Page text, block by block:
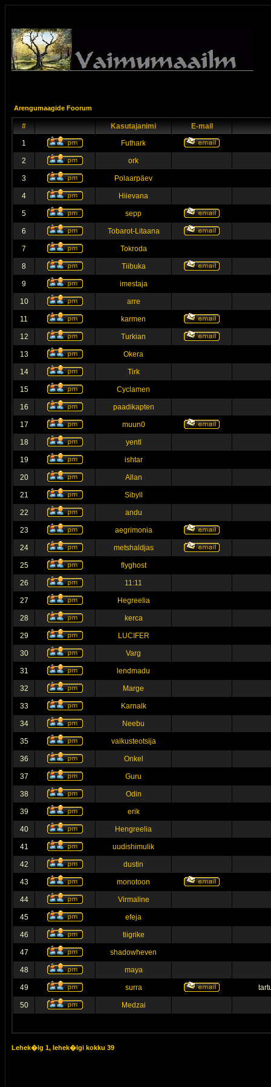
Arengumaagide Foorum
# Kasutajanimi
E-mail
1
Futhark
2 ork
3 Polaarpäev
4 Hiievana
5 sepp
6 Tobarot-Litaana
7 Tokroda
8 Tiibuka
9 imestaja
10 arre
11 karmen
12 Turkian
13 Okera
14 Tirk
15 Cyclamen
16 paadikapten
17 muun0
18 yentl
19 ishtar
20 Allan
21 Sibyll
22 andu
23 aegrimonia
24 metshaldjas
25 flyghost
26 11:11
27 Hegreelia
28 kerca
29 LUCIFER
30 Varg
31 lendmadu
32 Marge
33 Karnalk
34 Neebu
35 vaikusteotsija
36 Onkel
37 Guru
38 Odin
39 erik
40 Hengreelia
41 uudishimulik
42 dustin
43 monotoon
44 Virmaline
45 efeja
46 tiigrike
47 shadowheven
48 maya
49 surra
50 Medzai
Lehek�lg 1, lehek�lgi kokku 39